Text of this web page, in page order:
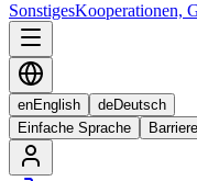
SonstigesKooperationen,
enEnglish deDeutsch
Einfache Sprache